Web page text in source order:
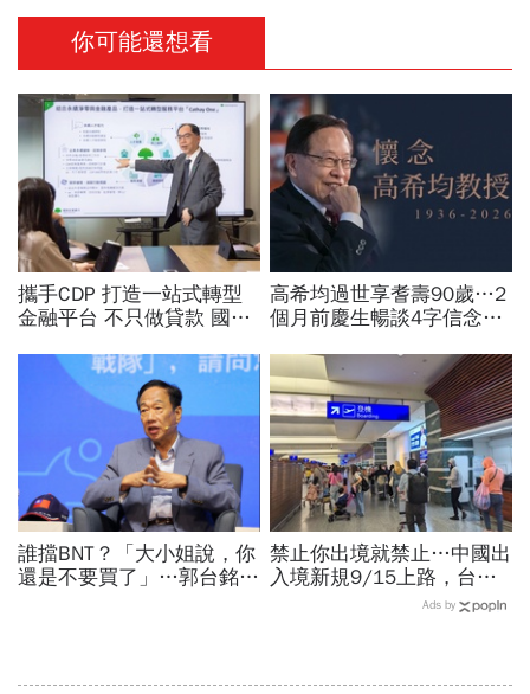
你可能還想看
攜手CDP 打造一站式轉型
金融平台 不只做貸款 國泰
高希均過世享耆壽90歲…2
個月前慶生暢談4字信念，
福、一切靠自己爭氣
誰擋BNT？「大小姐說，你
還是不要買了」…郭台銘曝
禁止你出境就禁止…中國出
入境新規9/15上路，台灣
人小心「有去無回」？4種
Ads by